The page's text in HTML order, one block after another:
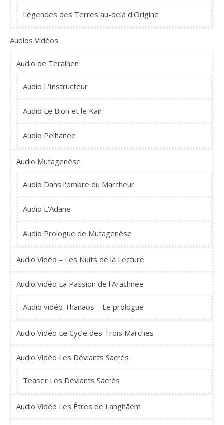
Légendes des Terres au-delà d'Origine
Audios Vidéos
Audio de Teralhen
Audio L'Instructeur
Audio Le Bion et le Kair
Audio Pelhanee
Audio Mutagenèse
Audio Dans l'ombre du Marcheur
Audio L'Adane
Audio Prologue de Mutagenèse
Audio Vidéo – Les Nuits de la Lecture
Audio Vidéo La Passion de l'Arachnee
Audio vidéo Thanäos – Le prologue
Audio Vidéo Le Cycle des Trois Marches
Audio Vidéo Les Déviants Sacrés
Teaser Les Déviants Sacrés
Audio Vidéo Les Êtres de Langhãem